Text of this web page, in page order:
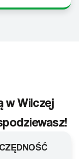
w Wilczej